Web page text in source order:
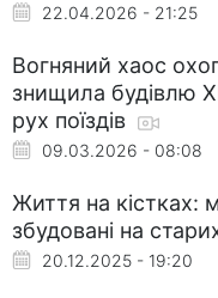
22.04.2026 - 21:25
Вогняний хаос
знищила будівлю
рух поїздів
09.03.2026 - 08:08
Життя на кістках:
збудовані на
20.12.2025 - 19:20